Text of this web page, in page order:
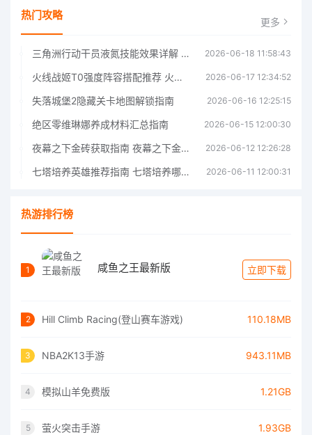
热门攻略 更多
三角洲行动干员液氮技能效果详解 三角洲行动干员液氮技能介绍 2026-06-18 11:58:43
火线战姬T0强度阵容搭配推荐 火线战姬T0强度阵容哪个好 2026-06-17 12:34:52
失落城堡2隐藏关卡地图解锁指南 2026-06-16 12:25:15
绝区零维琳娜养成材料汇总指南 2026-06-15 12:00:30
夜幕之下金砖获取指南 夜幕之下金砖获取方法 2026-06-12 12:26:28
七塔培养英雄推荐指南 七塔培养哪个英雄好 2026-06-11 12:00:31
热游排行榜
1 咸鱼之王最新版 立即下载
2 Hill Climb Racing(登山赛车游戏) 110.18MB
3 NBA2K13手游 943.11MB
4 模拟山羊免费版 1.21GB
5 萤火突击手游 1.93GB